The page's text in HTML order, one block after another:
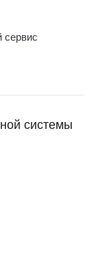
сервис
системы